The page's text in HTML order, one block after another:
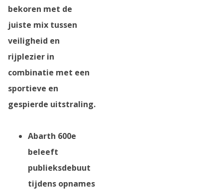
bekoren met de
juiste mix tussen
veiligheid en
rijplezier in
combinatie met een
sportieve en
gespierde uitstraling.
Abarth 600e
beleeft
publieksdebuut
tijdens opnames